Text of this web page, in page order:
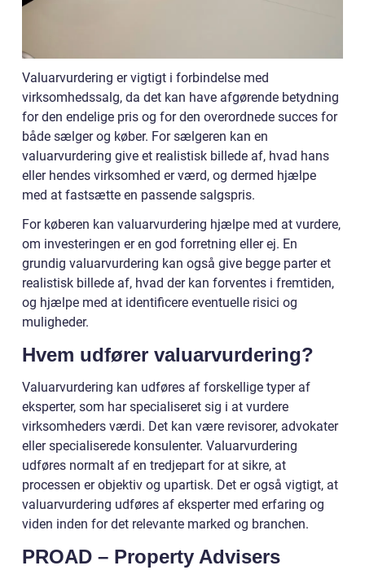
Valuarvurdering er vigtigt i forbindelse med
virksomhedssalg, da det kan have afgørende betydning
for den endelige pris og for den overordnede succes for
både sælger og køber. For sælgeren kan en
valuarvurdering give et realistisk billede af, hvad hans
eller hendes virksomhed er værd, og dermed hjælpe
med at fastsætte en passende salgspris.
For køberen kan valuarvurdering hjælpe med at vurdere,
om investeringen er en god forretning eller ej. En
grundig valuarvurdering kan også give begge parter et
realistisk billede af, hvad der kan forventes i fremtiden,
og hjælpe med at identificere eventuelle risici og
muligheder.
Hvem udfører valuarvurdering?
Valuarvurdering kan udføres af forskellige typer af
eksperter, som har specialiseret sig i at vurdere
virksomheders værdi. Det kan være revisorer, advokater
eller specialiserede konsulenter. Valuarvurdering
udføres normalt af en tredjepart for at sikre, at
processen er objektiv og upartisk. Det er også vigtigt, at
valuarvurdering udføres af eksperter med erfaring og
viden inden for det relevante marked og branchen.
PROAD – Property Advisers